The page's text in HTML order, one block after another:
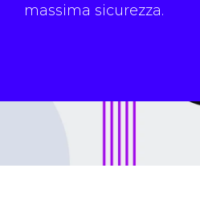
massima sicurezza.